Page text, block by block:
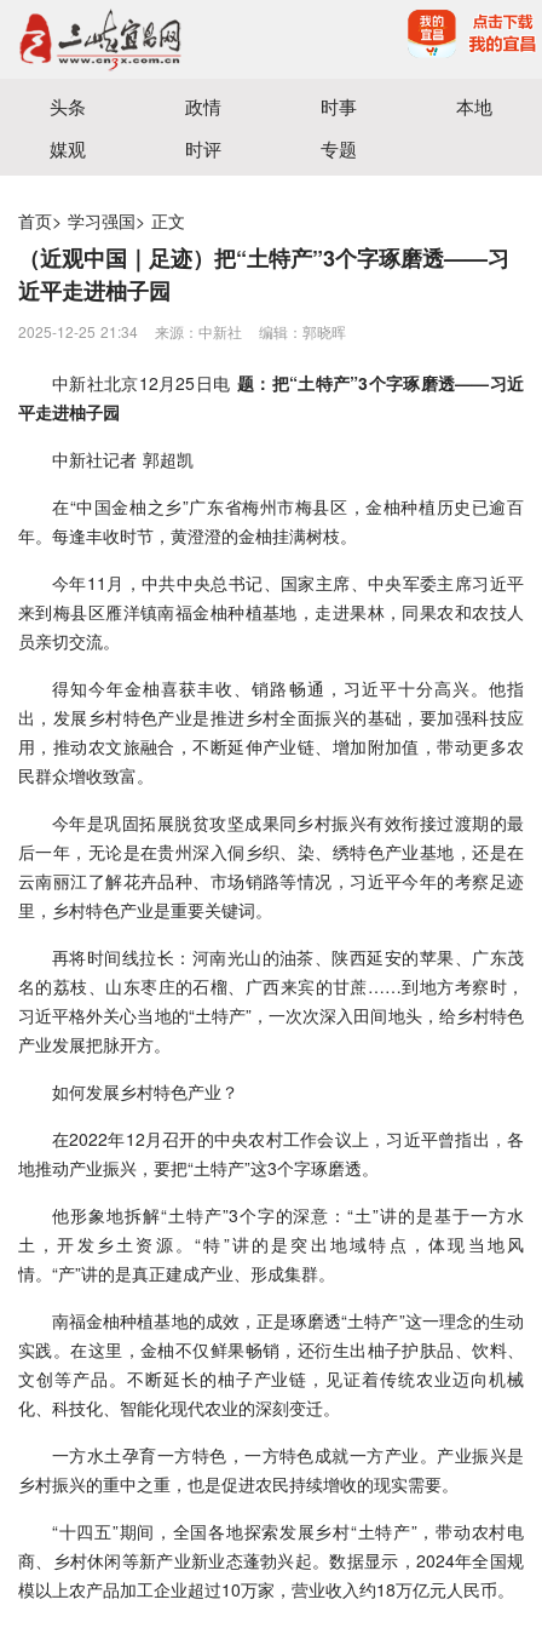
宜昌三峡融媒体中心主办
头条 政情 时事
本地
媒观
时评 专题
首页> 学习强国> 正文
（近观中国｜足迹）把“土特产”3个字琢磨透——习
近平走进柚子园
2025-12-25 21:34 来源：中新社 编辑：郭晓晖
中新社北京12月25日电 题：把“土特产”3个字琢磨透——习近
平走进柚子园
中新社记者 郭超凯
在“中国金柚之乡”广东省梅州市梅县区，金柚种植历史已逾百
年。每逢丰收时节，黄澄澄的金柚挂满树枝。
今年11月，中共中央总书记、国家主席、中央军委主席习近平
来到梅县区雁洋镇南福金柚种植基地，走进果林，同果农和农技人
员亲切交流。
得知今年金柚喜获丰收、销路畅通，习近平十分高兴。他指
出，发展乡村特色产业是推进乡村全面振兴的基础，要加强科技应
用，推动农文旅融合，不断延伸产业链、增加附加值，带动更多农
民群众增收致富。
今年是巩固拓展脱贫攻坚成果同乡村振兴有效衔接过渡期的最
后一年，无论是在贵州深入侗乡织、染、绣特色产业基地，还是在
云南丽江了解花卉品种、市场销路等情况，习近平今年的考察足迹
里，乡村特色产业是重要关键词。
再将时间线拉长：河南光山的油茶、陕西延安的苹果、广东茂
名的荔枝、山东枣庄的石榴、广西来宾的甘蔗……到地方考察时，
习近平格外关心当地的“土特产”，一次次深入田间地头，给乡村特色
产业发展把脉开方。
如何发展乡村特色产业？
在2022年12月召开的中央农村工作会议上，习近平曾指出，各
地推动产业振兴，要把“土特产”这3个字琢磨透。
他形象地拆解“土特产”3个字的深意：“土”讲的是基于一方水
土，开发乡土资源。“特”讲的是突出地域特点，体现当地风
情。“产”讲的是真正建成产业、形成集群。
南福金柚种植基地的成效，正是琢磨透“土特产”这一理念的生动
实践。在这里，金柚不仅鲜果畅销，还衍生出柚子护肤品、饮料、
文创等产品。不断延长的柚子产业链，见证着传统农业迈向机械
化、科技化、智能化现代农业的深刻变迁。
一方水土孕育一方特色，一方特色成就一方产业。产业振兴是
乡村振兴的重中之重，也是促进农民持续增收的现实需要。
“十四五”期间，全国各地探索发展乡村“土特产”，带动农村电
商、乡村休闲等新产业新业态蓬勃兴起。数据显示，2024年全国规
模以上农产品加工企业超过10万家，营业收入约18万亿元人民币。